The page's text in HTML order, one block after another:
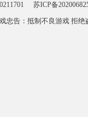
苏ICP备
忠告：抵制不良游戏 拒